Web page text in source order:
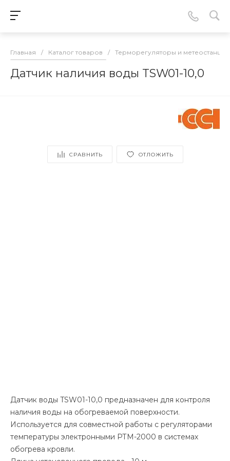
Главная / Каталог товаров / Терморегуляторы и
Датчик наличия воды TSW01-10,0
СРАВНИТЬ ОТЛОЖИТЬ
Датчик воды TSW01-10,0 предназначен для контроля
наличия воды на обогреваемой поверхности.
Используется для совместной работы с регуляторами
температуры электронными РТМ-2000 в системах
обогрева кровли.